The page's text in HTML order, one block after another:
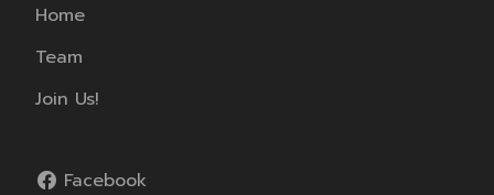
Home
Team
Join Us!
Facebook